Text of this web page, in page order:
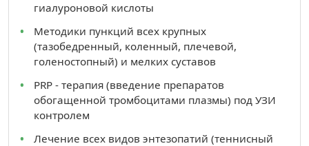
гиалуроновой кислоты
Методики пункций всех крупных
(тазобедренный, коленный, плечевой,
голеностопный) и мелких суставов
PRP - терапия (введение препаратов
обогащенной тромбоцитами плазмы) под УЗИ
контролем
Лечение всех видов энтезопатий (теннисный